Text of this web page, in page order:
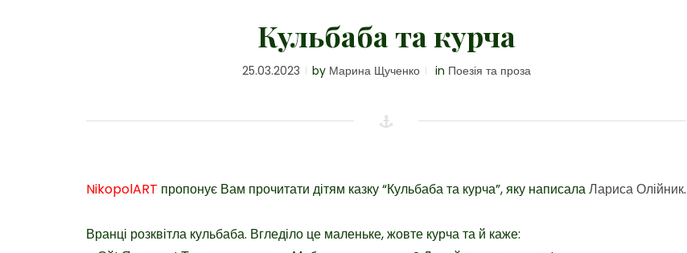
Кульбаба та курча
25.03.2023 by Марина Щученко in Поезія та проза
NikopolART пропонує Вам прочитати дітям казку “Кульбаба та курча”, яку написалаЛариса Олійник.
Вранці розквітла кульбаба. Вгледіло це маленьке, жовте курча та й каже: